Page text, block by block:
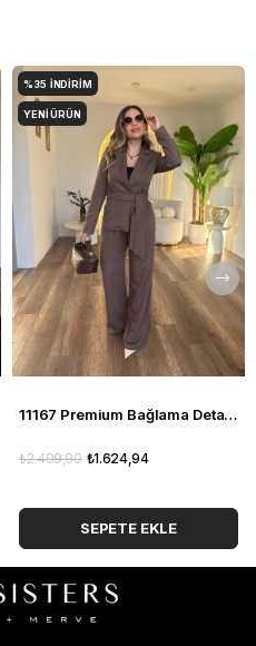
11167 Premium Bağlama Detaylı Pantolon Ceket Takım
₺1.624,94
₺2.499,90
SEPETE EKLE
%35 İNDIRIM
YENI ÜRÜN